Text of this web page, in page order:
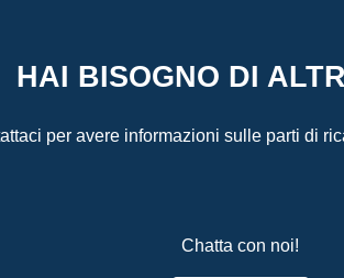
HAI BISOGNO DI
per avere informazioni sulle parti di
Chatta con noi!